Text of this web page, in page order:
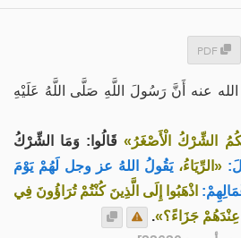
PDF
عنه أَنَّ رَسُولَ اللَّهِ صَلَّى اللَّهُ عَلَيْهِ
الشِّرْكُ الْأَصْغَرُ»قَالُوا: وَمَا الشِّرْكُ
«الرِّيَاءُ، يَقُولُ اللهُ عز وجل لَهُمْ يَوْمَ
اذْهَبُوا إِلَى الَّذِينَ كُنْتُمْ تُرَاؤُونَ فِي
عِنْدَهُمْ جَزَاءً؟».